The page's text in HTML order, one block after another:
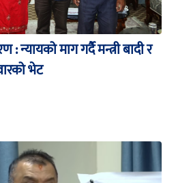
न्यायको माग गर्दै मन्त्री बादी र
भेट